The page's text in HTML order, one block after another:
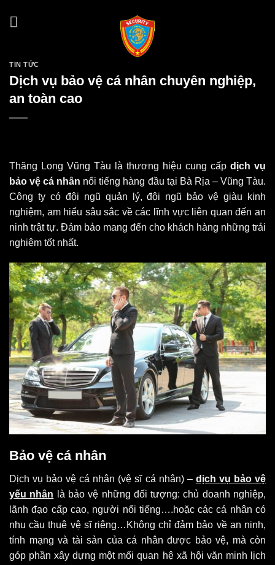
TIN TỨC
Dịch vụ bảo vệ cá nhân chuyên nghiệp,
an toàn cao
Thăng Long Vũng Tàu là thương hiệu cung cấp dịch vụ
bảo vệ cá nhân nổi tiếng hàng đầu tại Bà Rịa – Vũng Tàu.
Công ty có đội ngũ quản lý, đội ngũ bảo vệ giàu kinh
nghiệm, am hiểu sâu sắc về các lĩnh vực liên quan đến an
ninh trật tự. Đảm bảo mang đến cho khách hàng những trải
nghiệm tốt nhất.
Bảo vệ cá nhân
Dịch vụ bảo vệ cá nhân (vệ sĩ cá nhân) – dịch vụ bảo vệ
yếu nhân là bảo vệ những đối tượng: chủ doanh nghiệp,
lãnh đạo cấp cao, người nổi tiếng….hoặc các cá nhân có
nhu cầu thuê vệ sĩ riêng…Không chỉ đảm bảo về an ninh,
tính mạng và tài sản của cá nhân được bảo vệ, mà còn
góp phần xây dựng một mối quan hệ xã hội văn minh lịch